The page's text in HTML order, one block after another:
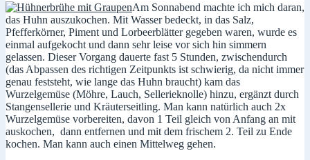
Am Sonnabend machte ich mich daran,
das Huhn auszukochen. Mit Wasser bedeckt, in das Salz,
Pfefferkörner, Piment und Lorbeerblätter gegeben waren, wurde es
einmal aufgekocht und dann sehr leise vor sich hin simmern
gelassen. Dieser Vorgang dauerte fast 5 Stunden, zwischendurch
(das Abpassen des richtigen Zeitpunkts ist schwierig, da nicht immer
genau feststeht, wie lange das Huhn braucht) kam das
Wurzelgemüse (Möhre, Lauch, Sellerieknolle) hinzu, ergänzt durch
Stangensellerie und Kräuterseitling. Man kann natürlich auch 2x
Wurzelgemüse vorbereiten, davon 1 Teil gleich von Anfang an mit
auskochen, dann entfernen und mit dem frischem 2. Teil zu Ende
kochen. Man kann auch einen Mittelweg gehen.